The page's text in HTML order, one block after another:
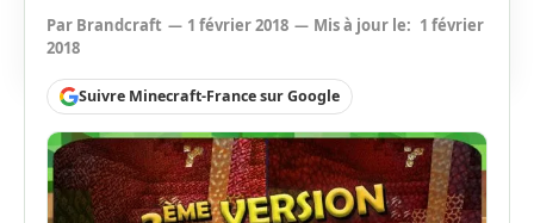
Par Brandcraft 1 février 2018 Mis à jour le: 1 février
2018
Suivre Minecraft-France sur Google